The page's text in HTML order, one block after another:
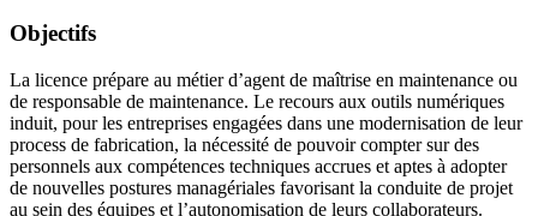
Objectifs
La licence prépare au métier d’agent de maîtrise en maintenance ou
de responsable de maintenance. Le recours aux outils numériques
induit, pour les entreprises engagées dans une modernisation de leur
process de fabrication, la nécessité de pouvoir compter sur des
personnels aux compétences techniques accrues et aptes à adopter
de nouvelles postures managériales favorisant la conduite de projet
au sein des équipes et l’autonomisation de leurs collaborateurs.